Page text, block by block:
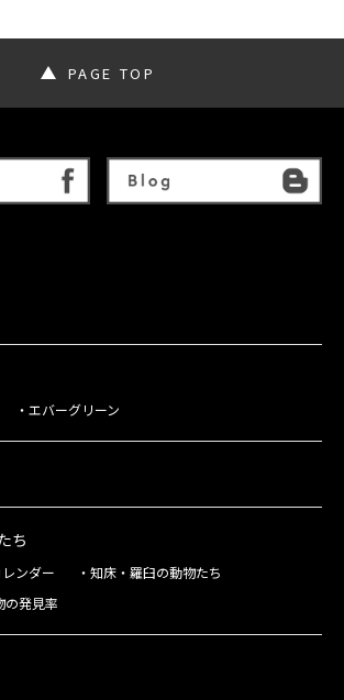
PAGE TOP
エバーグリーン
ち
ンダー
知床・羅臼の動物たち
の発見率